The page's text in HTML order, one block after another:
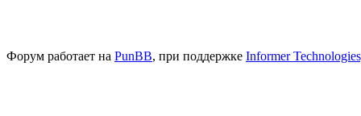
Форум работает на PunBB, при поддержке Informer